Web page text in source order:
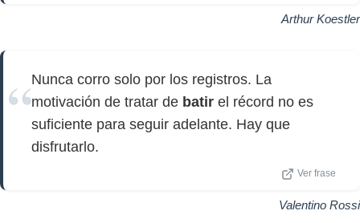
Arthur Koestler
Nunca corro solo por los registros. La
motivación de tratar de batir el récord no es
suficiente para seguir adelante. Hay que
disfrutarlo.
Ver frase
Valentino Rossi